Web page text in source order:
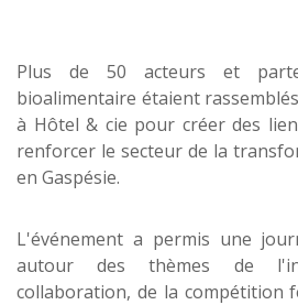
Plus de 50 acteurs et
bioalimentaire étaient
à Hôtel & cie pour créer des
renforcer le secteur de la
en Gaspésie.
L'événement a permis une
autour des thèmes de
collaboration, de la compétition